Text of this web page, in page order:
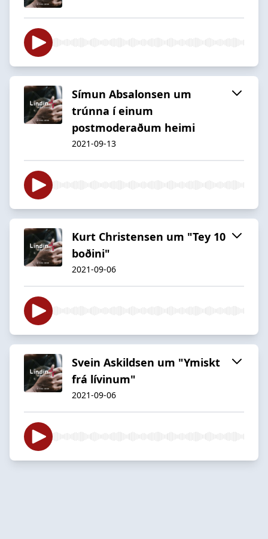
Símun Absalonsen um
trúnna í einum
postmoderaðum heimi
2021-09-13
Kurt Christensen um "Tey 10
boðini"
2021-09-06
Svein Askildsen um "Ymiskt
frá lívinum"
2021-09-06